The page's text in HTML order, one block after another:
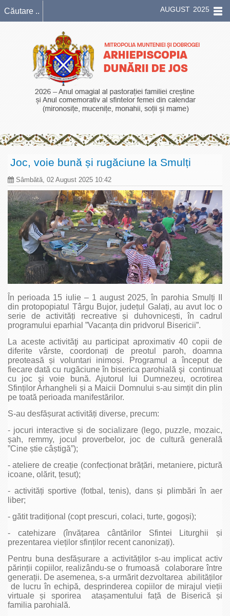
AUGUST 2025
Joc, voie bună și rugăciune la Smulți
Sâmbătă, 02 August 2025 10:42
În perioada 15 iulie – 1 august 2025, în parohia Smulți II
din protopopiatul Târgu Bujor, județul Galați, au avut loc o
serie de activități recreative și duhovnicești, în cadrul
programului eparhial ”Vacanța din pridvorul Bisericii”.
La aceste activităţi au participat aproximativ 40 copii de
diferite vârste, coordonați de preotul paroh, doamna
preoteasă și voluntari inimoși. Programul a început de
fiecare dată cu rugăciune în biserica parohială şi continuat
cu joc şi voie bună. Ajutorul lui Dumnezeu, ocrotirea
Sfinților Arhangheli și a Maicii Domnului s-au simțit din plin
pe toată perioada manifestărilor.
S-au desfășurat activități diverse, precum:
- jocuri interactive și de socializare (lego, puzzle, mozaic,
șah, remmy, jocul proverbelor, joc de cultură generală
”Cine știe câștigă”);
- ateliere de creație (confecționat brățări, metaniere, pictură
icoane, olărit, țesut);
- activități sportive (fotbal, tenis), dans și plimbări în aer
liber;
- gătit tradițional (copt prescuri, colaci, turte, gogoși);
- catehizare (învățarea cântărilor Sfintei Liturghii și
prezentarea vieților sfinților recent canonizați).
Pentru buna desfășurare a activităților s-au implicat activ
părinții copiilor, realizându-se o frumoasă colaborare între
generații. De asemenea, s-a urmărit dezvoltarea abilităților
de lucru în echipă, desprinderea copiilor de mirajul vieții
virtuale și sporirea atașamentului față de Biserică și
familia parohială.